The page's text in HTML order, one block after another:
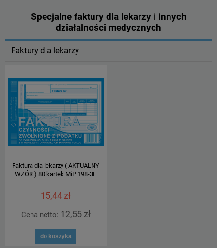
Specjalne faktury dla lekarzy i innych
działalności medycznych
Faktury dla lekarzy
Faktura dla lekarzy ( AKTUALNY
WZÓR ) 80 kartek MiP 198-3E
15,44 zł
Cena netto: 12,55 zł
do koszyka